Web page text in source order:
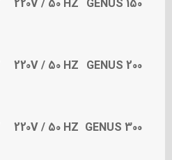
GENUS 150
220V / 50 HZ
GENUS 200
220V / 50 HZ
GENUS 300
220V / 50 HZ